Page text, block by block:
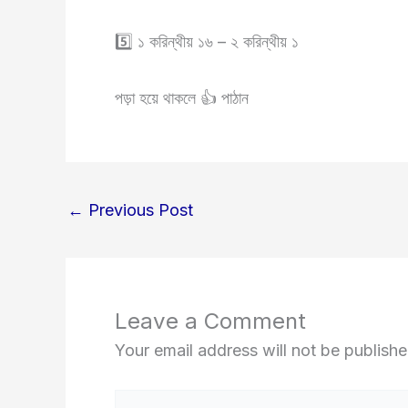
5️⃣ ১ করিন্থীয় ১৬ – ২ করিন্থীয় ১
পড়া হয়ে থাকলে 👍 পাঠান
← Previous Post
Leave a Comment
Your email address will not be